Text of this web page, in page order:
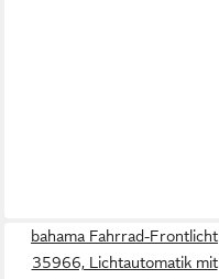
bahama Fahrrad-Frontlicht
35966, Lichtautomatik mit